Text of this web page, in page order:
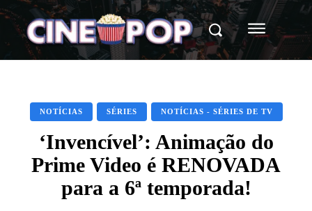
NOTÍCIAS SÉRIES NOTÍCIAS - SÉRIES DE TV
‘Invencível’: Animação do
Prime Video é RENOVADA
para a 6ª temporada!